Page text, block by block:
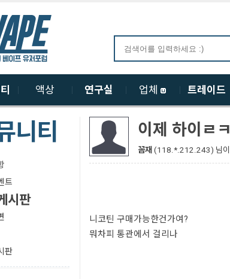
액상 연구실 업체 트레이드
니티
트
시판
판
이제 하이ㄹㅋ
꼼재 (118.*.212.243) 님이
니코틴 구매가능한건가여?
뭐차피 통관에서 걸리나